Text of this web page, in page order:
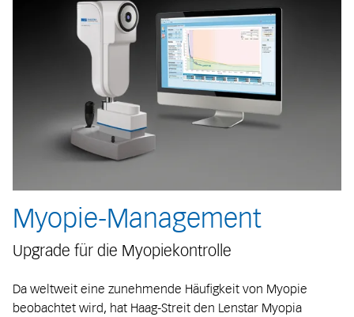
Myopie-Management
Upgrade für die Myopiekontrolle
Da weltweit eine zunehmende Häufigkeit von Myopie
beobachtet wird, hat Haag-Streit den Lenstar Myopia